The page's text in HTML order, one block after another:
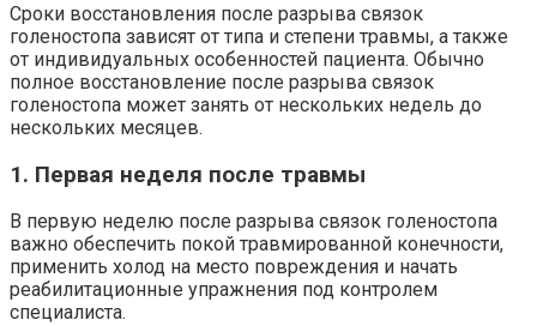
Сроки восстановления после разрыва связок
голеностопа зависят от типа и степени травмы, а также
от индивидуальных особенностей пациента. Обычно
полное восстановление после разрыва связок
голеностопа может занять от нескольких недель до
нескольких месяцев.
1. Первая неделя после травмы
В первую неделю после разрыва связок голеностопа
важно обеспечить покой травмированной конечности,
применить холод на место повреждения и начать
реабилитационные упражнения под контролем
специалиста.